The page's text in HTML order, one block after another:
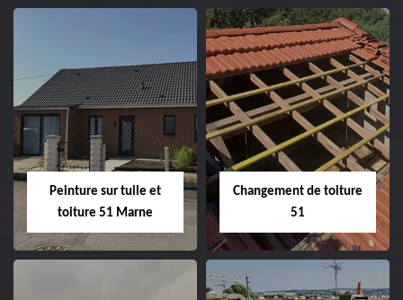
Peintre et peinture
de façade 51
Hydrofuge toiture
51
Peinture sur tuile et
toiture 51 Marne
Changement de toiture
51